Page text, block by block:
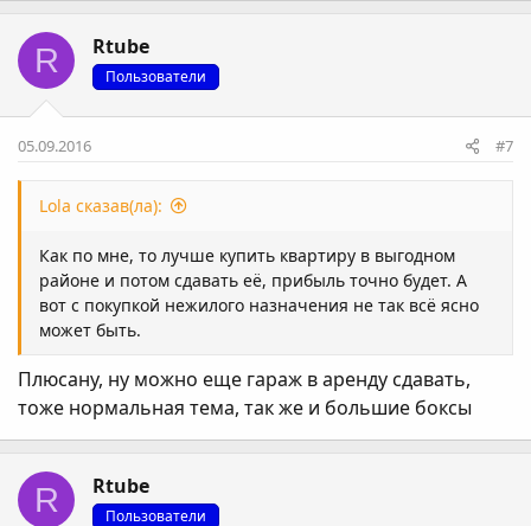
R Rtube
Пользователи
05.09.2016 #7
Lola сказав(ла):
Как по мне, то лучше купить квартиру в выгодном
районе и потом сдавать её, прибыль точно будет. А
вот с покупкой нежилого назначения не так всё ясно
может быть.
Плюсану, ну можно еще гараж в аренду сдавать,
тоже нормальная тема, так же и большие боксы
R Rtube
Пользователи